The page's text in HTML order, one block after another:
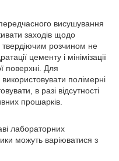
висушування
заходів щодо
твердіючим розчином не
цементу і мінімізації
поверхні. Для
полімерні
в разі відсутності
прошарків.
лабораторних
можуть варіюватися з